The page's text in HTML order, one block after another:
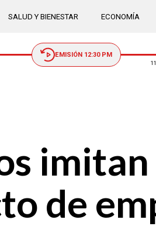
SALUD Y BIENESTAR ECONOMÍA
EMISIÓN 12:30 PM
imitan
de